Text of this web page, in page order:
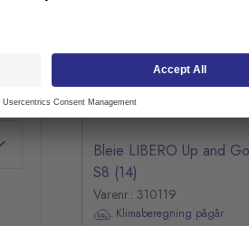
Bleie LIBERO Up and
S8 (14)
Varenr.: 310119
Klimaberegning pågår